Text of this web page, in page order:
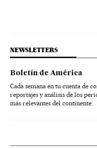
NEWSLETTERS
Boletín de América
Cada semana en tu cuenta de
reportajes y análisis de los
más relevantes del continente.